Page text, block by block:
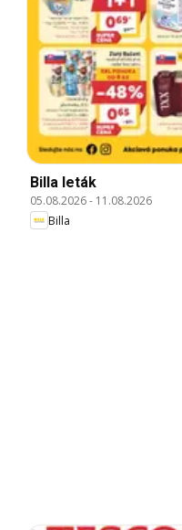
Billa leták
05.08.2026- 11.08.2026
Billa